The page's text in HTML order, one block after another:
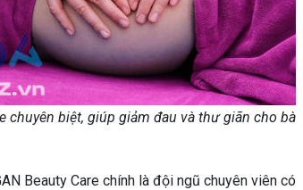
chuyên biệt, giúp giảm đau và thư giãn cho bà
Beauty Care chính là đội ngũ chuyên viên có